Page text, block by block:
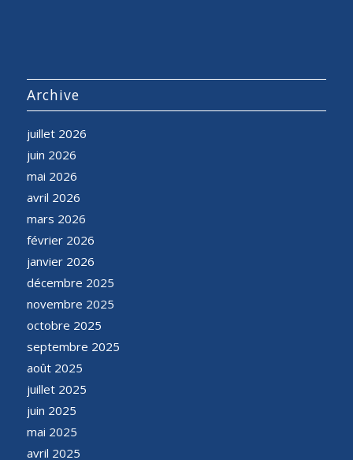
Archive
juillet 2026
juin 2026
mai 2026
avril 2026
mars 2026
février 2026
janvier 2026
décembre 2025
novembre 2025
octobre 2025
septembre 2025
août 2025
juillet 2025
juin 2025
mai 2025
avril 2025